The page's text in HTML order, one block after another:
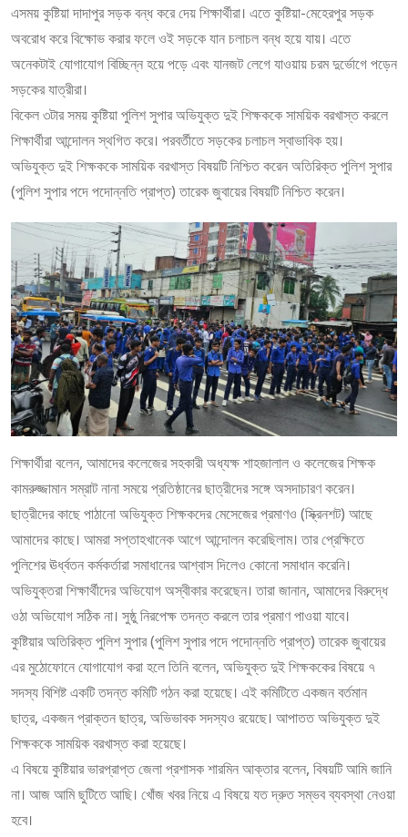
এসময় কুষ্টিয়া দাদাপুর সড়ক বন্ধ করে দেয় শিক্ষার্থীরা। এতে কুষ্টিয়া-মেহেরপুর সড়ক
অবরোধ করে বিক্ষোভ করার ফলে ওই সড়কে যান চলাচল বন্ধ হয়ে যায়। এতে
অনেকটাই যোগাযোগ বিচ্ছিন্ন হয়ে পড়ে এবং যানজট লেগে যাওয়ায় চরম দুর্ভোগে পড়েন
সড়কের যাত্রীরা।
বিকেল ৩টার সময় কুষ্টিয়া পুলিশ সুপার অভিযুক্ত দুই শিক্ষককে সাময়িক বরখাস্ত করলে
শিক্ষার্থীরা আন্দোলন স্থগিত করে। পরবর্তীতে সড়কের চলাচল স্বাভাবিক হয়।
অভিযুক্ত দুই শিক্ষককে সাময়িক বরখাস্ত বিষয়টি নিশ্চিত করেন অতিরিক্ত পুলিশ সুপার
(পুলিশ সুপার পদে পদোন্নতি প্রাপ্ত) তারেক জুবায়ের বিষয়টি নিশ্চিত করেন।
শিক্ষার্থীরা বলেন, আমাদের কলেজের সহকারী অধ্যক্ষ শাহজালাল ও কলেজের শিক্ষক
কামরুজ্জামান সম্রাট নানা সময়ে প্রতিষ্ঠানের ছাত্রীদের সঙ্গে অসদাচারণ করেন।
ছাত্রীদের কাছে পাঠানো অভিযুক্ত শিক্ষকদের মেসেজের প্রমাণও (স্ক্রিনশট) আছে
আমাদের কাছে। আমরা সপ্তাহখানেক আগে আন্দোলন করেছিলাম। তার প্রেক্ষিতে
পুলিশের ঊর্ধ্বতন কর্মকর্তারা সমাধানের আশ্বাস দিলেও কোনো সমাধান করেনি।
অভিযুক্তরা শিক্ষার্থীদের অভিযোগ অস্বীকার করেছেন। তারা জানান, আমাদের বিরুদ্ধে
ওঠা অভিযোগ সঠিক না। সুষ্ঠু নিরপেক্ষ তদন্ত করলে তার প্রমাণ পাওয়া যাবে।
কুষ্টিয়ার অতিরিক্ত পুলিশ সুপার (পুলিশ সুপার পদে পদোন্নতি প্রাপ্ত) তারেক জুবায়ের
এর মুঠোফোনে যোগাযোগ করা হলে তিনি বলেন, অভিযুক্ত দুই শিক্ষককের বিষয়ে ৭
সদস্য বিশিষ্ট একটি তদন্ত কমিটি গঠন করা হয়েছে। এই কমিটিতে একজন বর্তমান
ছাত্র, একজন প্রাক্তন ছাত্র, অভিভাবক সদস্যও রয়েছে। আপাতত অভিযুক্ত দুই
শিক্ষককে সাময়িক বরখাস্ত করা হয়েছে।
এ বিষয়ে কুষ্টিয়ার ভারপ্রাপ্ত জেলা প্রশাসক শারমিন আক্তার বলেন, বিষয়টি আমি জানি
না। আজ আমি ছুটিতে আছি। খোঁজ খবর নিয়ে এ বিষয়ে যত দ্রুত সম্ভব ব্যবস্থা নেওয়া
হবে।